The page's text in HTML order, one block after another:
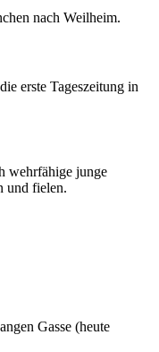
nach Weilheim.
erste Tageszeitung in
wehrfähige junge
und fielen.
Gasse (heute